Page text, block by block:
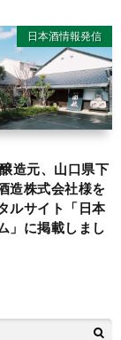
日本酒情報発信
造元、山口県下
造株式会社様を
ルサイト「日本
」に掲載しまし